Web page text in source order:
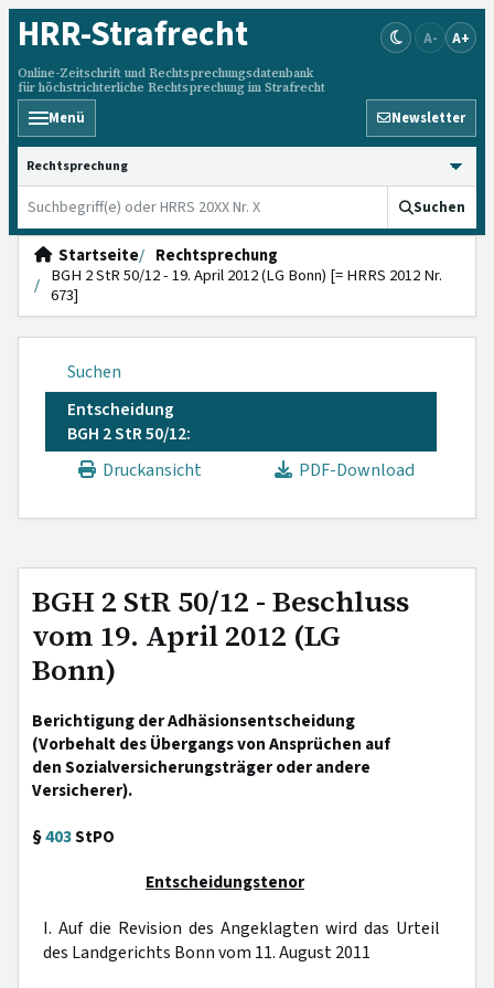
HRR-Strafrecht
Online-Zeitschrift und Rechtsprechungsdatenbank
für höchstrichterliche Rechtsprechung im Strafrecht
A- A+
Menü Newsletter
HRRS durchsuchen
Suchen
Startseite
Rechtsprechung
BGH 2 StR 50/12 - 19. April 2012 (LG Bonn) [= HRRS 2012 Nr.
673]
Suchen
Entscheidung
BGH 2 StR 50/12:
Druckansicht
PDF-Download
BGH 2 StR 50/12 - Beschluss
vom 19. April 2012 (LG
Bonn)
Berichtigung der Adhäsionsentscheidung
(Vorbehalt des Übergangs von Ansprüchen auf
den Sozialversicherungsträger oder andere
Versicherer).
§403StPO
Entscheidungstenor
I. Auf die Revision des Angeklagten wird das Urteil
des Landgerichts Bonn vom 11. August 2011